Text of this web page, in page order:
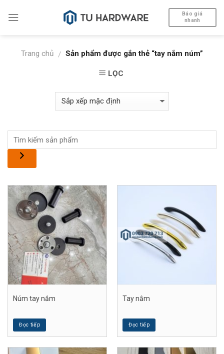
Báo giá
nhanh
Trang chủ / Sản phẩm được gắn thẻ “tay nắm núm”
LỌC
Núm tay nắm
Đọc tiếp
Tay nắm
Đọc tiếp